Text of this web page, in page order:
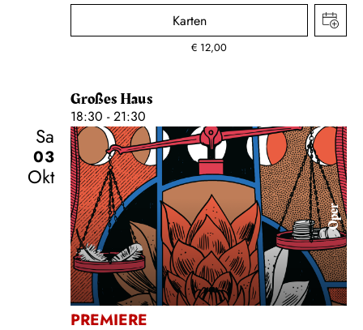
Karten
€ 12,00
Großes Haus
18:30 - 21:30
Sa
03
Okt
Oper
PREMIERE